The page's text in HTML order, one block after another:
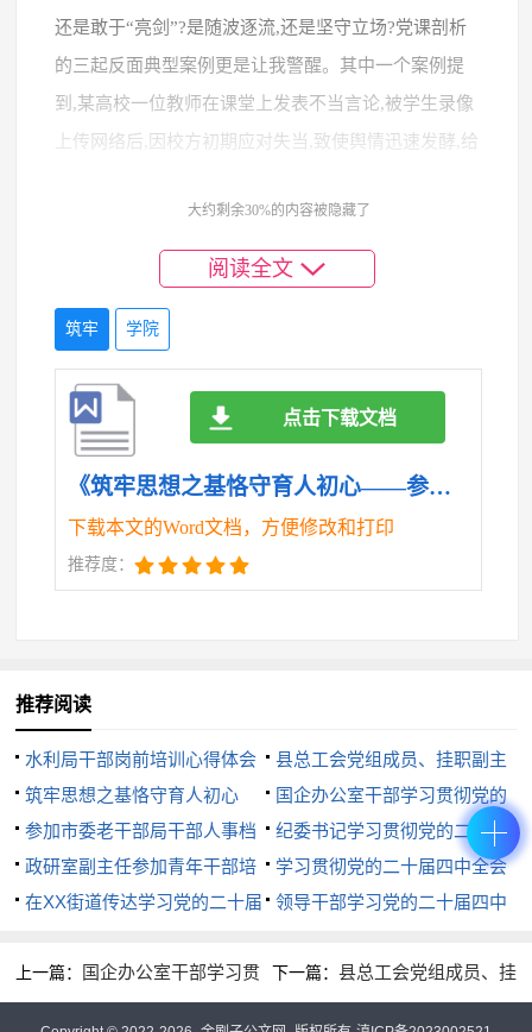
还是敢于“亮剑”?是随波逐流,还是坚守立场?党课剖析
的三起反面典型案例更是让我警醒。其中一个案例提
到,某高校一位教师在课堂上发表不当言论,被学生录像
上传网络后,因校方初期应对失当,致使舆情迅速发酵,给
处理学生之间的矛盾时,因信息发布不及时、不透明,导
致网络上谣言四起,小事拖大,最终演变为一场严重的信
任危机。这些鲜活而惨痛的教训揭示了意识形态斗争
的严峻性与复杂性,也暴露出一些同志在阵地意识、斗
争精神上的短板。这些案例像一面面镜子,照出了风险,
也照出了责任。我认识到,作为教育工作者,不仅要管好
自己的言行,更要具备敏锐的政治鉴别力和舆情应对能
力,引导学生在纷繁复杂的网络世界里“扣好人生的第一
粒扣子”。
“深受教育、深受启发”的层面,而必须将所学所思内化
于心、外化于行,真正做到知行合一。XX副院长在党课
结尾提出的“敢于发声亮剑、切实压实责任、深耕育人
根基”的要求,是我今后努力的方向。首先,要“敢于发声
亮剑”。这意味着在面对错误的思想言论和价值观念时,
要摒弃“爱惜羽毛”的私心杂念,不做“开明绅士”,理直气
次,要“切实压实责任”。我要将意识形态工作责任制的
各项要求,不折不扣地融入到教育教学和管理服务的全
大约剩余30%的内容被隐藏了
阅读全文
筑牢 学院
《筑牢思想之基恪守育人初心——参加学院意识形态专题党课培训心得体会（精品）.doc》
下载本文的Word文档，方便修改和打印
推荐度：
点击下载文档
推荐阅读
水利局干部岗前培训心得体会
县总工会党组成员、挂职副主
席学习贯彻党的二十届四中全会
精神心得体会
筑牢思想之基恪守育人初心
——参加学院意识形态专题党课
培训心得体会（精品）
国企办公室干部学习贯彻党的
二十届四中全会精神心得体会
（精品）
参加市委老干部局干部人事档
案工作专题培训心得体会（精
品）
纪委书记学习贯彻党的二十届
四中全会精神心得体会（精品）
政研室副主任参加青年干部培
训班感悟：虚心学习潜心思考诚
学习贯彻党的二十届四中全会
精神的热议反响文案汇编（精）
在XX街道传达学习党的二十届
讲话（精品）
领导干部学习党的二十届四中
上一篇： 国企办公室干部学习贯
下一篇： 县总工会党组成员、挂